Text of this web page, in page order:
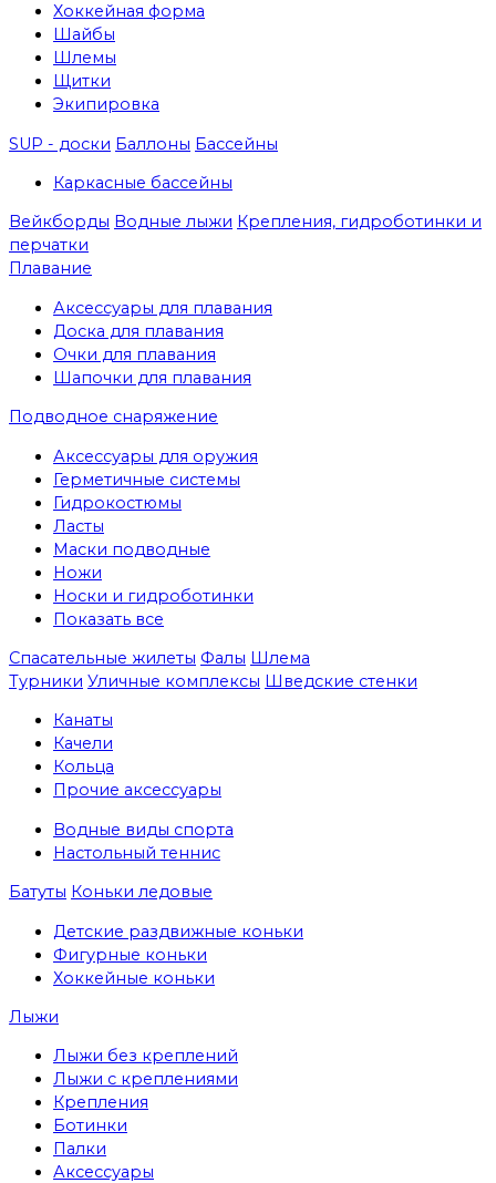
Хоккейная форма
Шайбы
Шлемы
Щитки
Экипировка
SUP - доски Баллоны Бассейны
Каркасные бассейны
Вейкборды Водные лыжи Крепления, гидроботинки и
перчатки
Плавание
Аксессуары для плавания
Доска для плавания
Очки для плавания
Шапочки для плавания
Подводное снаряжение
Аксессуары для оружия
Герметичные системы
Гидрокостюмы
Ласты
Маски подводные
Ножи
Носки и гидроботинки
Показать все
Спасательные жилеты Фалы Шлема
Турники Уличные комплексы Шведские стенки
Канаты
Качели
Кольца
Прочие аксессуары
Водные виды спорта
Настольный теннис
Батуты Коньки ледовые
Детские раздвижные коньки
Фигурные коньки
Хоккейные коньки
Лыжи
Лыжи без креплений
Лыжи с креплениями
Крепления
Ботинки
Палки
Аксессуары